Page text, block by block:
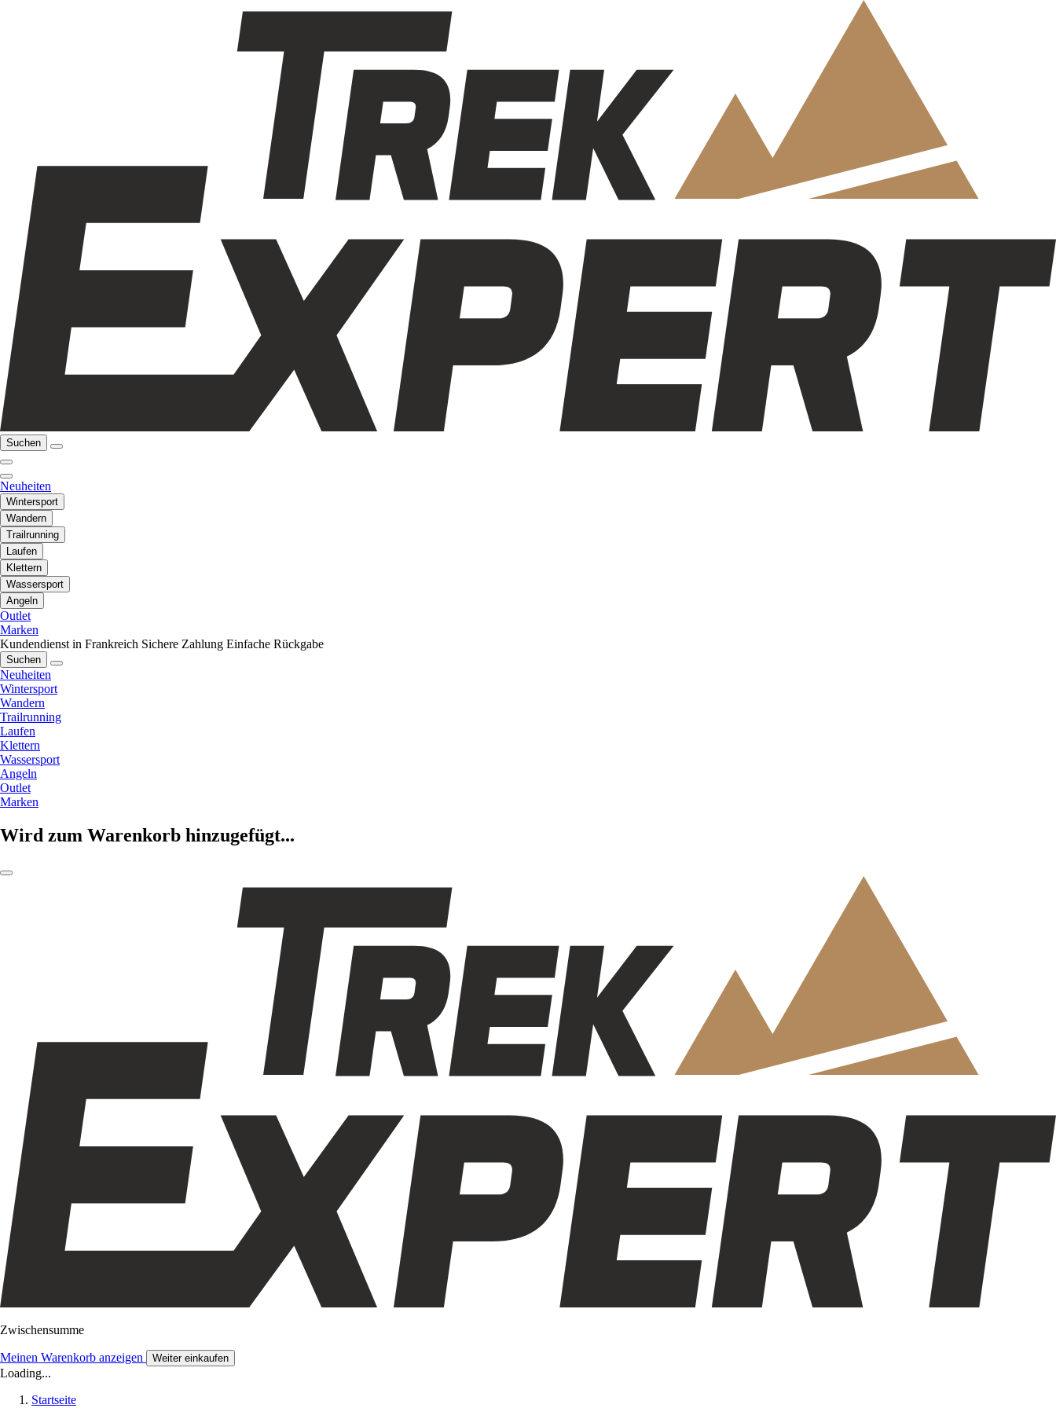
Suchen
Neuheiten
Wintersport
Wandern
Trailrunning
Laufen
Klettern
Wassersport
Angeln
Outlet
Marken
Kundendienst in Frankreich Sichere Zahlung Einfache Rückgabe
Suchen
Neuheiten
Wintersport
Wandern
Trailrunning
Laufen
Klettern
Wassersport
Angeln
Outlet
Marken
Wird zum Warenkorb hinzugefügt...
Zwischensumme
Meinen Warenkorb anzeigen Weiter einkaufen
Loading...
Startseite